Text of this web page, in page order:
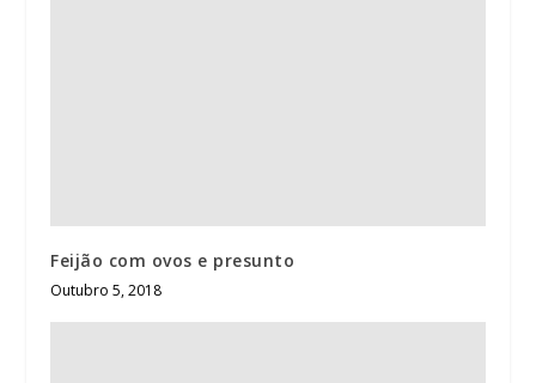
Feijão com ovos e presunto
Outubro 5, 2018